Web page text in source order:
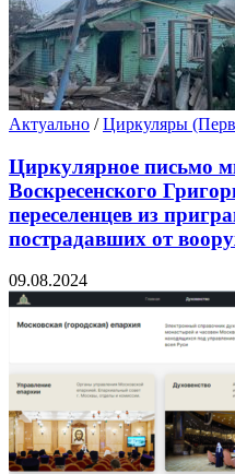
Актуально /Циркуляры
Циркулярное письмо
Воскресенского
переселенцев из
пострадавших от
09.08.2024